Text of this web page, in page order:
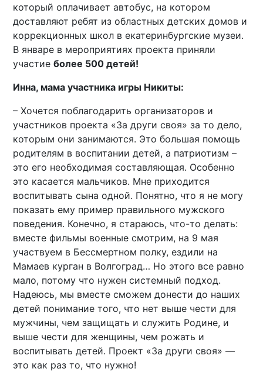
который оплачивает автобус, на котором
доставляют ребят из областных детских домов и
коррекционных школ в екатеринбургские музеи.
В январе в мероприятиях проекта приняли
участиеболее 500 детей!
Инна, мама участника игры Никиты:
– Хочется поблагодарить организаторов и
участников проекта «За други своя» за то дело,
которым они занимаются. Это большая помощь
родителям в воспитании детей, а патриотизм –
это его необходимая составляющая. Особенно
это касается мальчиков. Мне приходится
воспитывать сына одной. Понятно, что я не могу
показать ему пример правильного мужского
поведения. Конечно, я стараюсь, что-то делать:
вместе фильмы военные смотрим, на 9 мая
участвуем в Бессмертном полку, ездили на
Мамаев курган в Волгоград… Но этого все равно
мало, потому что нужен системный подход.
Надеюсь, мы вместе сможем донести до наших
детей понимание того, что нет выше чести для
мужчины, чем защищать и служить Родине, и
выше чести для женщины, чем рожать и
воспитывать детей. Проект «За други своя» —
это как раз то, что нужно!